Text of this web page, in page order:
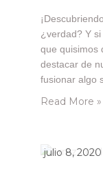
¿verdad? Y
que quisimos
destacar de
fusionar algo
Read More »
julio 8, 2020